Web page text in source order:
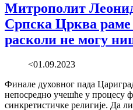
Митрополит
Српска Црква раме
расколи не могу
<01.09.2023
Финале духовног пада
непосредно учешће у процесу
синкретистичке религије. Да